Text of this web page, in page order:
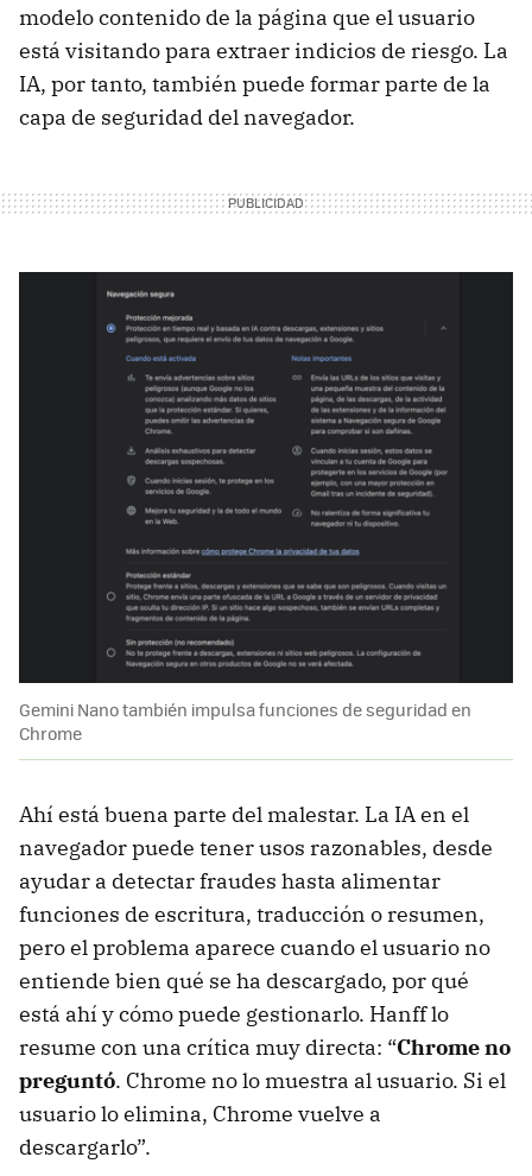
modelo contenido de la página que el usuario
está visitando para extraer indicios de riesgo. La
IA, por tanto, también puede formar parte de la
capa de seguridad del navegador.
Gemini Nano también impulsa funciones de seguridad en
Chrome
Ahí está buena parte del malestar. La IA en el
navegador puede tener usos razonables, desde
ayudar a detectar fraudes hasta alimentar
funciones de escritura, traducción o resumen,
pero el problema aparece cuando el usuario no
entiende bien qué se ha descargado, por qué
está ahí y cómo puede gestionarlo. Hanff lo
resume con una crítica muy directa: “Chrome no
preguntó. Chrome no lo muestra al usuario. Si el
usuario lo elimina, Chrome vuelve a
descargarlo”.